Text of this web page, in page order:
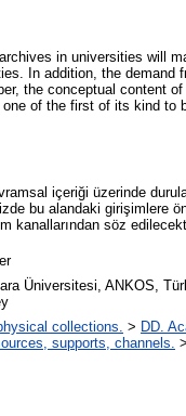
in universities will
In addition, the
the conceptual content
of the first of its kind to
içeriği üzerinde
bu alandaki girişimlere
kanallarından söz
Üniversitesi, ANKOS,
collections. > DD.
supports, channels. >